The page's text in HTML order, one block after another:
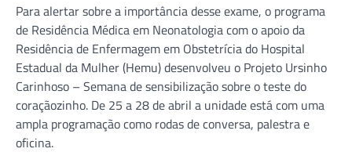
Para alertar sobre a importância desse exame, o programa
de Residência Médica em Neonatologia com o apoio da
Residência de Enfermagem em Obstetrícia do Hospital
Estadual da Mulher (Hemu) desenvolveu o Projeto Ursinho
Carinhoso – Semana de sensibilização sobre o teste do
coraçãozinho. De 25 a 28 de abril a unidade está com uma
ampla programação como rodas de conversa, palestra e
oficina.